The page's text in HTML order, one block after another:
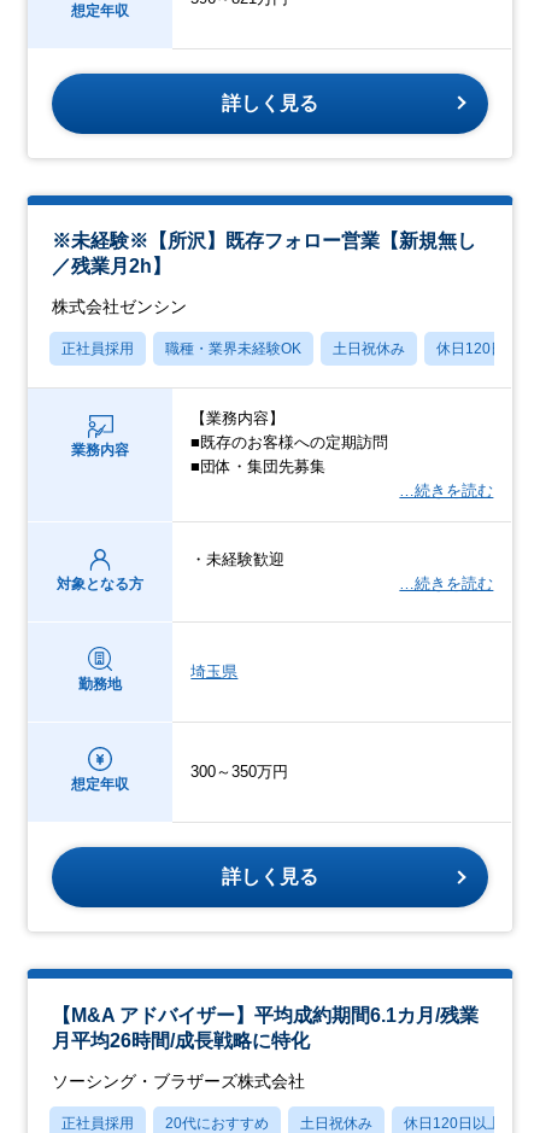
想定年収
詳しく見る
※未経験※【所沢】既存フォロー営業【新規無し
／残業月2h】
株式会社ゼンシン
正社員採用 職種・業界未経験OK 土日祝休み 休日120日以上
業務内容
【業務内容】
■既存のお客様への定期訪問
■団体・集団先募集
…続きを読む
対象となる方
・未経験歓迎
…続きを読む
勤務地
埼玉県
想定年収
300～350万円
詳しく見る
【M&A アドバイザー】平均成約期間6.1カ月/残業
月平均26時間/成長戦略に特化
ソーシング・ブラザーズ株式会社
正社員採用 20代におすすめ 土日祝休み 休日120日以上